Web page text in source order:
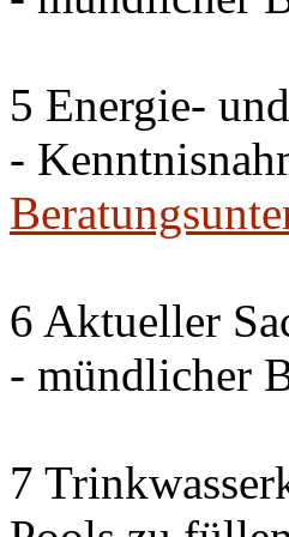
5 Energie-
-
6 Aktueller
- mündlicher
7